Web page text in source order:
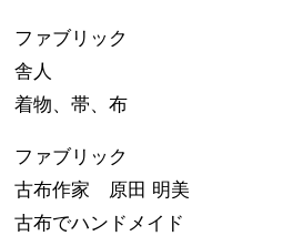
ファブリック
舎人
着物、帯、布
ファブリック
古布作家 原田 明美
古布でハンドメイド